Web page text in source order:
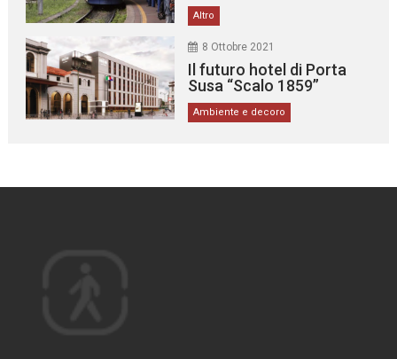
Altro
8 Ottobre 2021
Il futuro hotel di Porta
Susa “Scalo 1859”
Ambiente e decoro